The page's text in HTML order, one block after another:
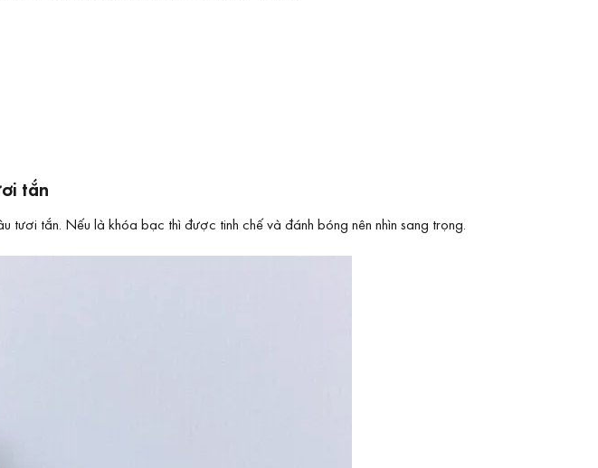
tắn
tươi tắn. Nếu là khóa bạc thì được tinh chế và đánh bóng nên nhìn sang trọng.